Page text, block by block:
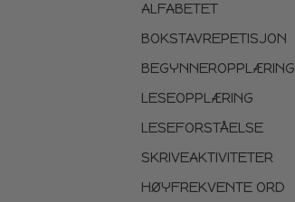
ALFABETET
BOKSTAVREPETISJON
BEGYNNEROPPLÆRING
LESEOPPLÆRING
LESEFORSTÅELSE
SKRIVEAKTIVITETER
HØYFREKVENTE ORD